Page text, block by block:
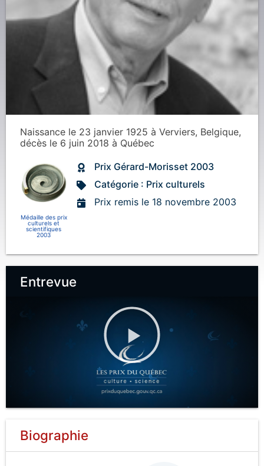
Naissance le 23 janvier 1925 à Verviers, Belgique,
décès le 6 juin 2018 à Québec
Médaille des prix
culturels et
scientifiques
2003
Prix Gérard-Morisset 2003
Catégorie : Prix culturels
Prix remis le 18 novembre 2003
Entrevue
Biographie